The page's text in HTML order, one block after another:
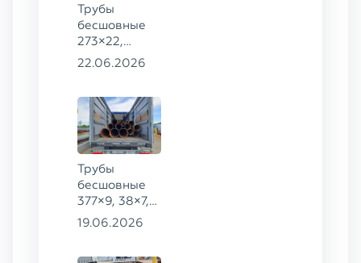
Трубы
бесшовные
273×22,
245×26,
22.06.2026
Трубы
бесшовные
377×9, 38×7,
38×8, 28×3,5,
19.06.2026